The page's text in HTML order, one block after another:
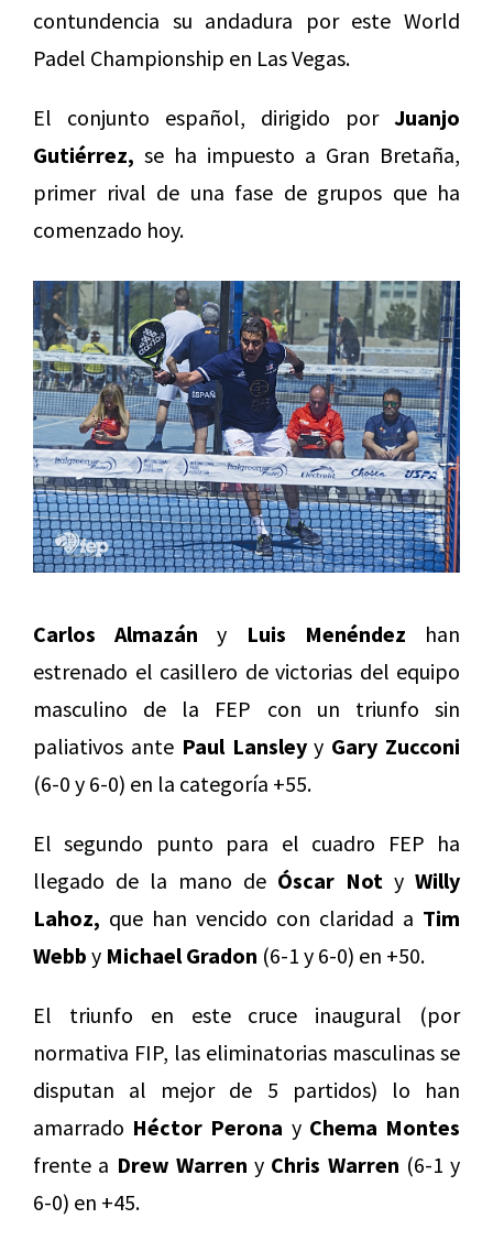
contundencia su andadura por este World
Padel Championship en Las Vegas.
El conjunto español, dirigido por Juanjo
Gutiérrez, se ha impuesto a Gran Bretaña,
primer rival de una fase de grupos que ha
comenzado hoy.
Carlos Almazán y Luis Menéndez han
estrenado el casillero de victorias del equipo
masculino de la FEP con un triunfo sin
paliativos ante Paul Lansleyy Gary Zucconi
(6-0 y 6-0) en la categoría +55.
El segundo punto para el cuadro FEP ha
llegado de la mano de Óscar Not y Willy
Lahoz, que han vencido con claridad a Tim
Webb y Michael Gradon (6-1 y 6-0) en +50.
El triunfo en este cruce inaugural (por
normativa FIP, las eliminatorias masculinas se
disputan al mejor de 5 partidos) lo han
amarrado Héctor Perona y Chema Montes
frente a Drew Warren y Chris Warren (6-1 y
6-0) en +45.